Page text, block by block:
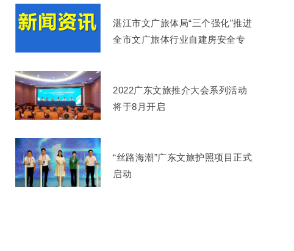
湛江市文广旅体局“三个强化”推进
全市文广旅体行业自建房安全专
2022广东文旅推介大会系列活动
将于8月开启
“丝路海潮”广东文旅护照项目正式
启动